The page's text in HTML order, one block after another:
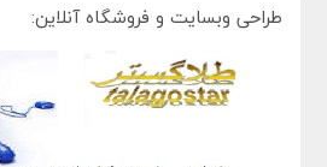
طراحی وبسایت و فروشگاه آنلاین: